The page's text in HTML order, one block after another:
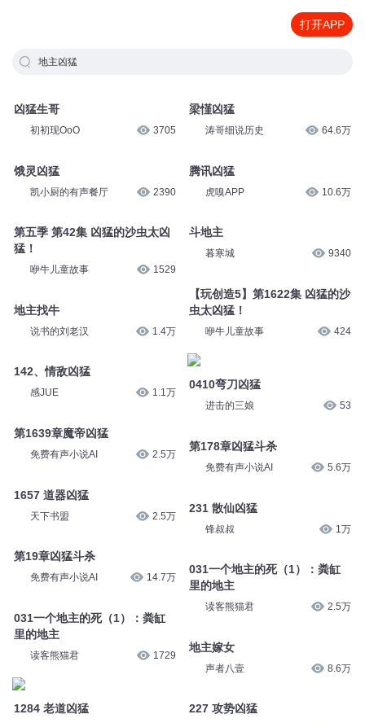
打开APP
地主凶猛
凶猛生哥
初初现OoO 3705
饿灵凶猛
凯小厨的有声餐厅 2390
第五季 第42集 凶猛的沙虫太凶
猛！
咿牛儿童故事 1529
地主找牛
说书的刘老汉 1.4万
142、情敌凶猛
感JUE 1.1万
第1639章魔帝凶猛
免费有声小说AI 2.5万
1657 道器凶猛
天下书盟 2.5万
第19章凶猛斗杀
免费有声小说AI 14.7万
031一个地主的死（1）：粪缸
里的地主
读客熊猫君 1729
1284 老道凶猛
梁慬凶猛
涛哥细说历史 64.6万
腾讯凶猛
虎嗅APP 10.6万
斗地主
暮寒城 9340
【玩创造5】第1622集 凶猛的沙
虫太凶猛！
咿牛儿童故事 424
0410弯刀凶猛
进击的三娘 53
第178章凶猛斗杀
免费有声小说AI 5.6万
231 散仙凶猛
锋叔叔 1万
031一个地主的死（1）：粪缸
里的地主
读客熊猫君 2.5万
地主嫁女
声者八壹 8.6万
227 攻势凶猛